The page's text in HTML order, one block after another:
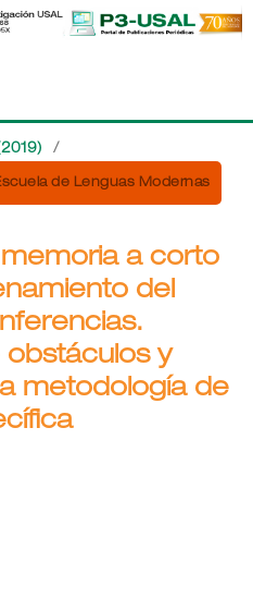
/
de Lenguas Modernas
a corto
del
obstáculos y
metodología de